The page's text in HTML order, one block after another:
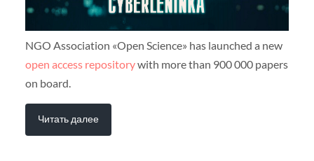
NGO Association «Open Science» has launched a new
open access repositorywith more than 900 000 papers
on board.
Читать далее